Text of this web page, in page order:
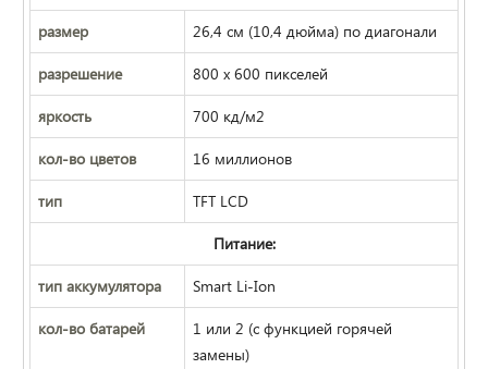
размер 26,4 см (10,4 дюйма) по диагонали
разрешение 800 х 600 пикселей
яркость 700 кд/м2
кол-во цветов 16 миллионов
тип TFT LCD
Питание:
тип аккумулятора Smart Li-Ion
кол-во батарей
1 или 2 (с функцией горячей
замены)